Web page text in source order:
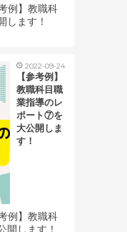
2022-09-24
【参考例】
教職科目職
業指導のレ
ポート⑦を
大公開しま
す！